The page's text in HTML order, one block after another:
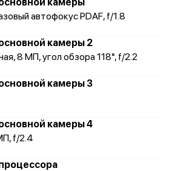
автофокус PDAF, f/1.8
камеры 2
8 МП, угол обзора 118°, f/2.2
камеры 3
камеры 4
f/2.4